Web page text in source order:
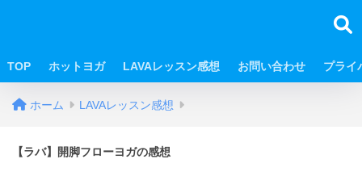
TOP ホットヨガ LAVAレッスン感想 お問い合わせ プライ
ホーム LAVAレッスン感想
【ラバ】開脚フローヨガの感想